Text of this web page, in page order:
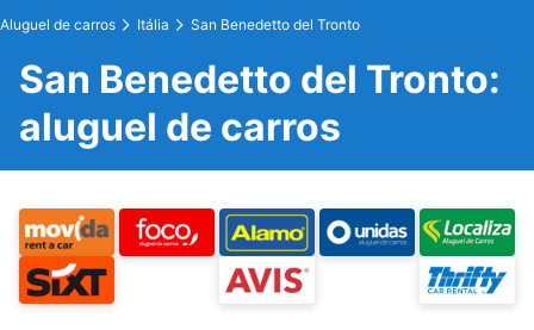
Aluguel de carros Itália San Benedetto del Tronto
San Benedetto del Tronto:
aluguel de carros